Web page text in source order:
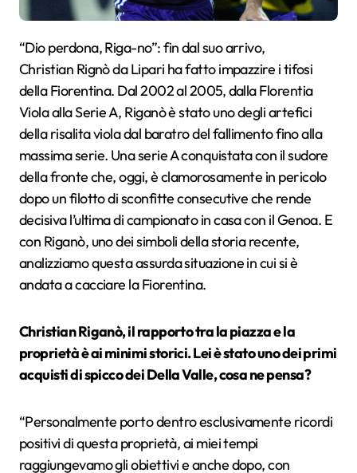
“Dio perdona, Riga-no”: fin dal suo arrivo,
Christian Rignòda Lipari ha fatto impazzire i tifosi
della Fiorentina. Dal 2002 al 2005, dalla Florentia
Viola alla Serie A, Riganò è stato uno degli artefici
della risalita viola dal baratro del fallimento fino alla
massima serie. Una serie A conquistata con il sudore
della fronte che, oggi, è clamorosamente in pericolo
dopo un filotto di sconfitte consecutive che rende
decisiva l’ultima di campionato in casa con il Genoa. E
con Riganò, uno dei simboli della storia recente,
analizziamo questa assurda situazione in cui si è
andata a cacciare la Fiorentina.
Christian Riganò, il rapporto tra la piazza e la
proprietà è ai minimi storici. Lei è stato uno dei primi
acquisti di spicco dei Della Valle, cosa ne pensa?
“Personalmente porto dentro esclusivamente ricordi
positividi questa proprietà, ai miei tempi
raggiungevamo gli obiettivi e anche dopo, con